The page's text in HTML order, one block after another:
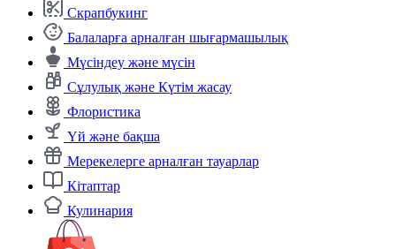
Скрапбукинг
Балаларға арналған шығармашылық
Мүсіндеу және мүсін
Сұлулық және Күтім жасау
Флористика
Үй және бақша
Мерекелерге арналған тауарлар
Кітаптар
Кулинария